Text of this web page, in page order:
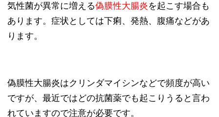
気性菌が異常に増える偽膜性大腸炎を起こす場合も
あります。症状としては下痢、発熱、腹痛などがあ
ります。
偽膜性大腸炎はクリンダマイシンなどで頻度が高い
ですが、最近ではどの抗菌薬でも起こりうると言わ
れていますので注意が必要です。